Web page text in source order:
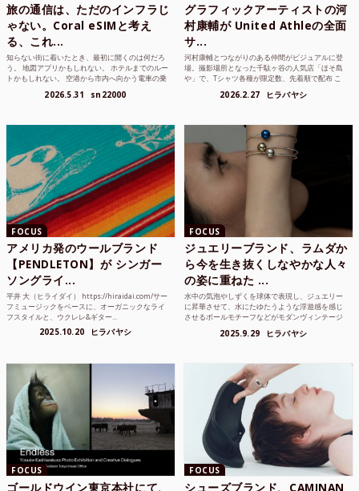
旅の通信は、ただのインフラじ
ゃない。Coral eSIMと考え
る、これ...
知らない街に着いたとき、最初に開くのは何だろ
う。 地図アプリかもしれない。 ホテルまでのルー
トかもしれない。 空港から市内へ向かう電車の乗
2026.5.31 sn22000
グラフィックアーティストの河
村康輔が United Athleの全面
サ...
河村康輔とつながりのある仲間がビジュアルに登
場。撮影場所となった千駄ヶ谷の人気店「ほそ島
や」で、Tシャツ各種が限定数、先着順で配布 こ
2026.2.27 ヒラバヤシ
FOCUS
アメリカ発のウールブランド
【PENDLETON】が シンガー
ソングライ...
平井 大（ヒライダイ） https://hiraidai.com/サー
フミュージックをベースに、オーガニックなライ
フスタイルと、ウクレレ&ギター...
2025.10.20 ヒラバヤシ
FOCUS
ジュエリーブランド、ラムダか
ら今を生き抜くしなやかな人々
の姿に重ねた ...
水中の気泡やしずくを球体で表現し、ジュエリー
に昇華させて、水にたゆたうような浮遊感を感じ
させるボールモチーフなどがモダンヴィンテージ
2025.9.29 ヒラバヤシ
FOCUS
ゴールドウイン東京本社にて、
FOCUS
シューズブランド、CAMINAN